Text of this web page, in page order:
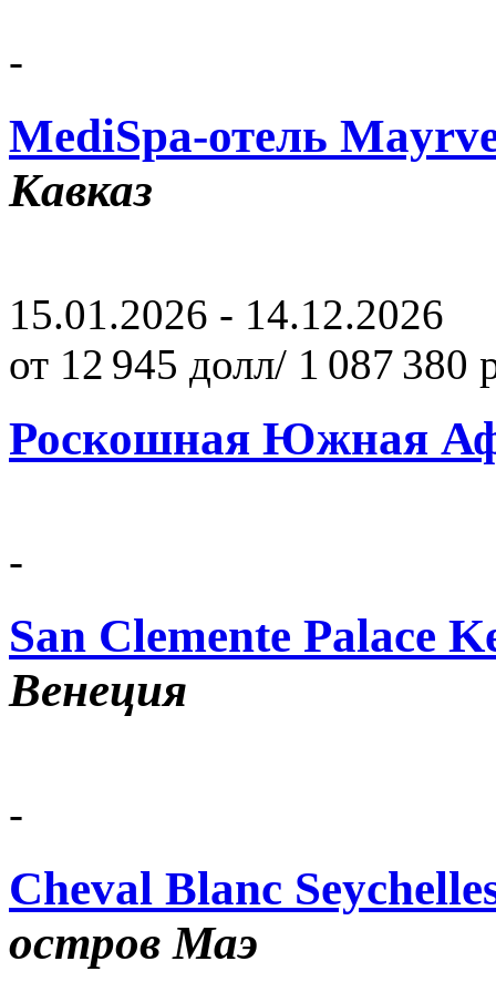
-
MediSpa-отель
Кавказ
15.01.2026 - 14.12.2026
от 12 945 долл/ 1 087 380
Роскошная Южная
-
San Clemente Palace
Венеция
-
Cheval Blanc
остров Маэ